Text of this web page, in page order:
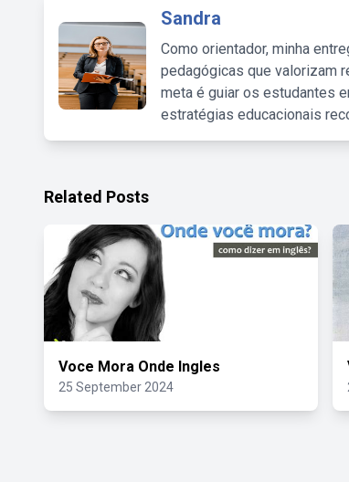
Sandra
Como orientador, minha
pedagógicas que valorizam
meta é guiar os estudantes
estratégias educacionais
Related Posts
Voce Mora Onde Ingles
25 September 2024